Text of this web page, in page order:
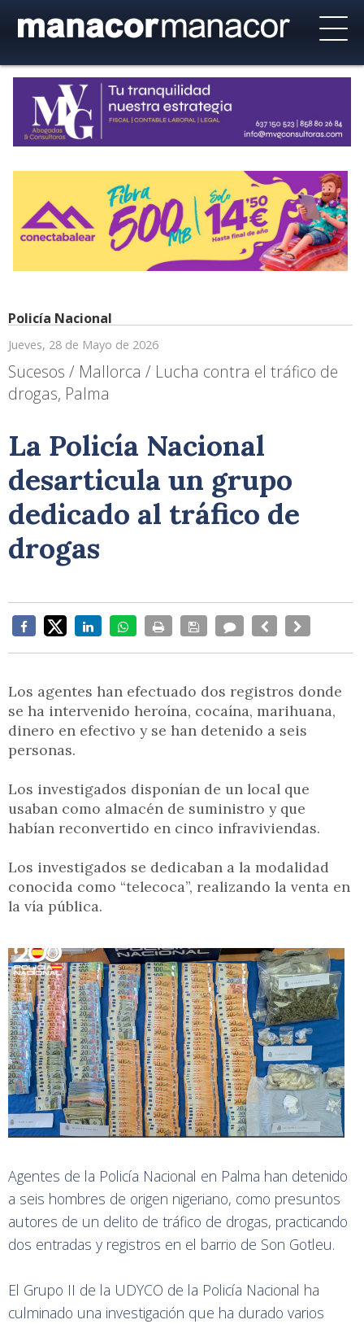
Policía Nacional
Jueves, 28 de Mayo de 2026
Sucesos / Mallorca / Lucha contra el tráfico de
drogas, Palma
La Policía Nacional
desarticula un grupo
dedicado al tráfico de
drogas
Los agentes han efectuado dos registros donde
se ha intervenido heroína, cocaína, marihuana,
dinero en efectivo y se han detenido a seis
personas.
Los investigados disponían de un local que
usaban como almacén de suministro y que
habían reconvertido en cinco infraviviendas.
Los investigados se dedicaban a la modalidad
conocida como “telecoca”, realizando la venta en
la vía pública.
Agentes de la Policía Nacional en Palma han detenido
a seis hombres de origen nigeriano, como presuntos
autores de un delito de tráfico de drogas, practicando
dos entradas y registros en el barrio de Son Gotleu.
El Grupo II de la UDYCO de la Policía Nacional ha
culminado una investigación que ha durado varios